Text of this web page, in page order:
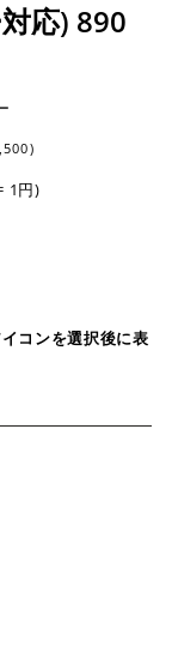
応) 890
1円)
コンを選択後に表